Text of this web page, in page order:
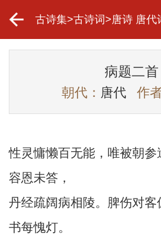
古诗集>古诗词 >唐诗 唐代
病题二首
朝代： 唐代 作者
性灵慵懒百无能，唯被朝
容恩未答，
丹经疏阔病相陵。脾伤对客
书每愧灯。